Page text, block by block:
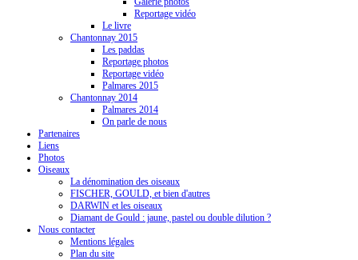
Reportage vidéo
Le livre
Chantonnay 2015
Les paddas
Reportage photos
Reportage vidéo
Palmares 2015
Chantonnay 2014
Palmares 2014
On parle de nous
Partenaires
Liens
Photos
Oiseaux
La dénomination des oiseaux
FISCHER, GOULD, et bien d'autres
DARWIN et les oiseaux
Diamant de Gould : jaune, pastel ou double dilution ?
Nous contacter
Mentions légales
Plan du site